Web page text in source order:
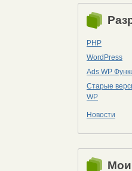
PHP
WordPress
Ads WP
Старые
WP
Новости
Мои